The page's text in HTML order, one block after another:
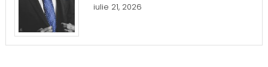
iulie 21, 2026